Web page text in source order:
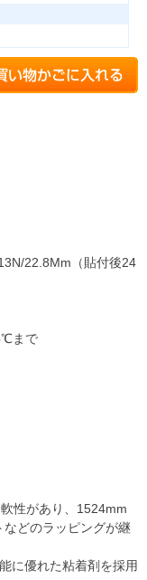
22.8Mm（貼付後24
まで
性があり、1524mm
どのラッピングが継
に優れた粘着剤を採用